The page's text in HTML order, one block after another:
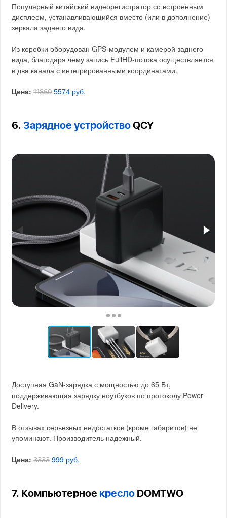
Популярный китайский видеорегистратор со встроенным
дисплеем, устанавливающийся вместо (или в дополнение)
зеркала заднего вида.
Из коробки оборудован GPS-модулем и камерой заднего
вида, благодаря чему запись FullHD-потока осуществляется
в два канала с интегрированными координатами.
Цена: 11860 5574 руб.
6.Зарядное устройство QCY
Доступная GaN-зарядка с мощностью до 65 Вт,
поддерживающая зарядку ноутбуков по протоколу Power
Delivery.
В отзывах серьезных недостатков (кроме габаритов) не
упоминают. Производитель надежный.
Цена: 3333 999 руб.
7. Компьютерное кресло DOMTWO